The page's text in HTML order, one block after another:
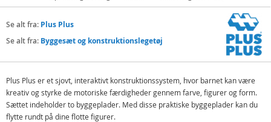
Se alt fra: Plus Plus
Se alt fra: Byggesæt og konstruktionslegetøj
Plus Plus er et sjovt, interaktivt konstruktionssystem, hvor barnet kan være
kreativ og styrke de motoriske færdigheder gennem farve, figurer og form.
Sættet indeholder to byggeplader. Med disse praktiske byggeplader kan du
flytte rundt på dine flotte figurer.